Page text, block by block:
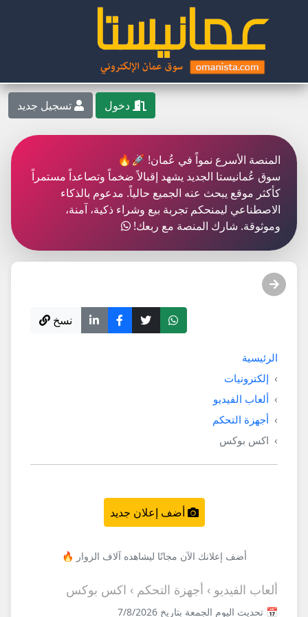
دخول تسجيل جديد
المنصة الأسرع نمواً في عُمان! 🚀🔥
سوق عُمانيستا الجديد يشهد إقبالاً ضخماً وتصاعداً مستمراً
كأكثر موقع يبحث عنه الجميع حالياً. مدعوم بالذكاء
الاصطناعي ليمنحكم تجربة بيع وشراء ذكية، آمنة،
وموثوقة. شارك المنصة مع ربعك!
نسخ
الرئيسية
إلكترونيات
ألعاب الفيديو
أجهزة التحكم
اكس بوكس
أضف إعلان جديد
أضف إعلانك الآن مجانًا ليشاهده آلاف الزوار 🔥
ألعاب الفيديو › أجهزة التحكم › اكس بوكس
📅 تحديث اليوم الجمعة بتاريخ 7/8/2026